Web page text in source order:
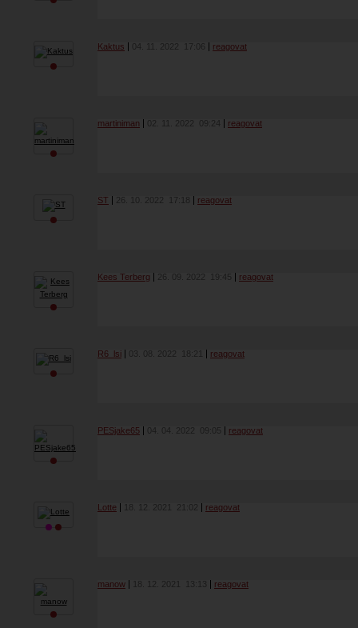
Kaktus 04. 11. 2022 17:06 reagovat
martiniman 09:24 reagovat
ST 17:18 reagovat
Kees Terberg 19:45 reagovat
R6_lsi 03. 08. 2022 18:21 reagovat
PESjake65 04. 04. 2022 09:05 reagovat
Lotte 21:02 reagovat
manow 13:13 reagovat